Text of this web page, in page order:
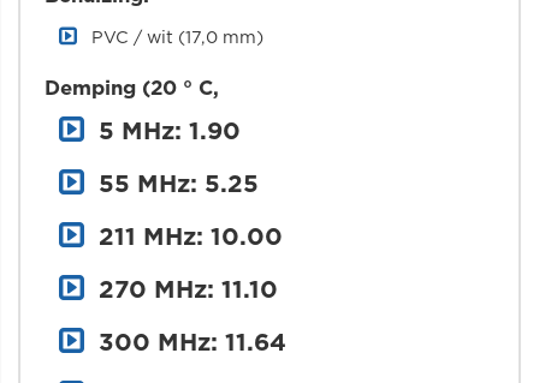
PVC / wit (17,0 mm)
Demping (20 ° C,
5 MHz: 1.90
55 MHz: 5.25
211 MHz: 10.00
270 MHz: 11.10
300 MHz: 11.64